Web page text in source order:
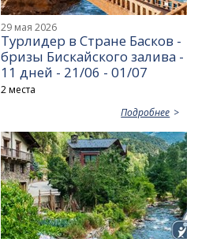
29 мая 2026
Турлидер в Стране Басков -
бризы Бискайского залива -
11 дней - 21/06 - 01/07
2 места
Подробнее